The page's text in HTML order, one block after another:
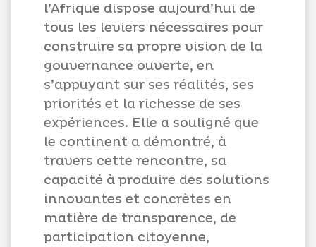
l’Afrique dispose aujourd’hui de
tous les leviers nécessaires pour
construire sa propre vision de la
gouvernance ouverte, en
s’appuyant sur ses réalités, ses
priorités et la richesse de ses
expériences. Elle a souligné que
le continent a démontré, à
travers cette rencontre, sa
capacité à produire des solutions
innovantes et concrètes en
matière de transparence, de
participation citoyenne,